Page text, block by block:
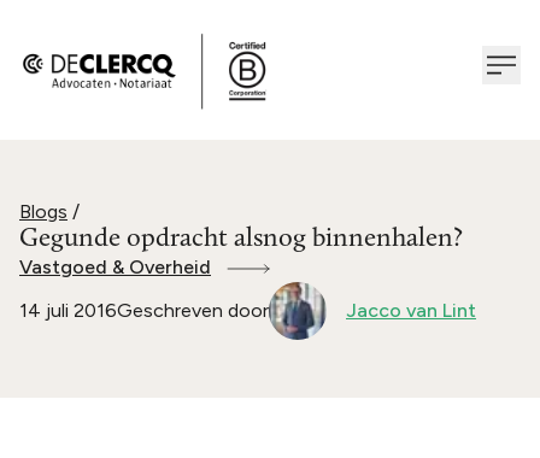
Blogs /
Gegunde opdracht alsnog binnenhalen?
Vastgoed & Overheid
14 juli 2016Geschreven door Jacco van Lint